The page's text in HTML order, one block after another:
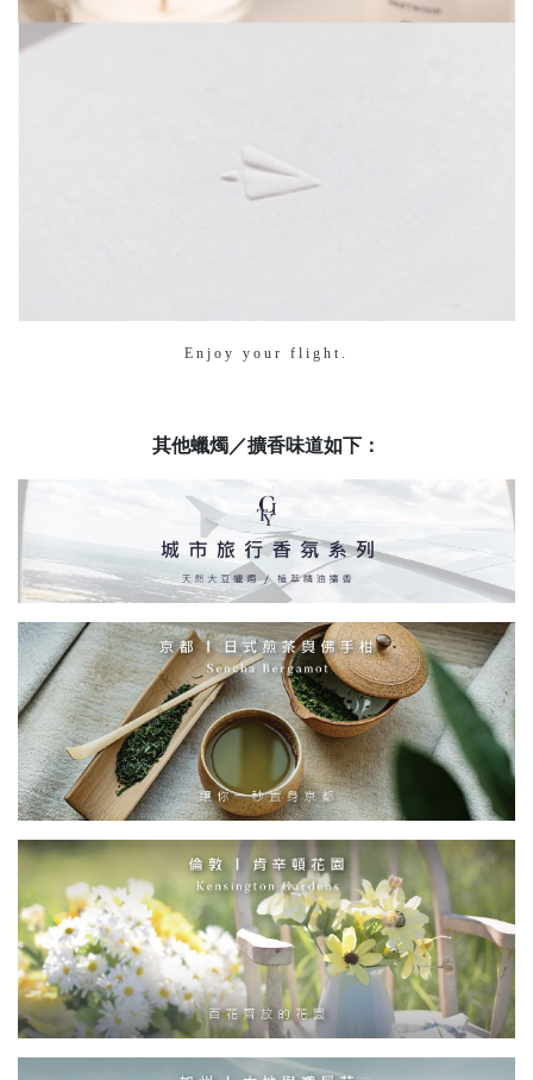
E n j o y   y o u r   f l i g h t .
其他蠟燭／擴香味道如下：